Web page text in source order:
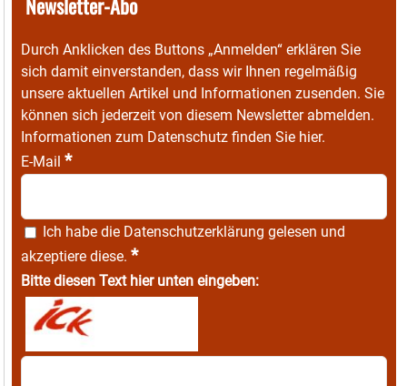
Durch Anklicken des Buttons „Anmelden“ erklären Sie
sich damit einverstanden, dass wir Ihnen regelmäßig
unsere aktuellen Artikel und Informationen zusenden. Sie
können sich jederzeit von diesem Newsletter abmelden.
Informationen zum Datenschutz finden Sie hier.
E-Mail *
Ich habe die Datenschutzerklärung gelesen und
akzeptiere diese. *
Bitte diesen Text hier unten eingeben: